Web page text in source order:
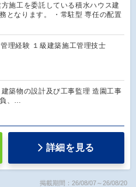
施工を委託している積水ハウス建
となります。 ・常駐型 専任の配置
理経験 １級建築施工管理技士
築物の設計及び工事監理 造園工事
、…
詳細を見る
掲載期間：26/08/07～26/08/20